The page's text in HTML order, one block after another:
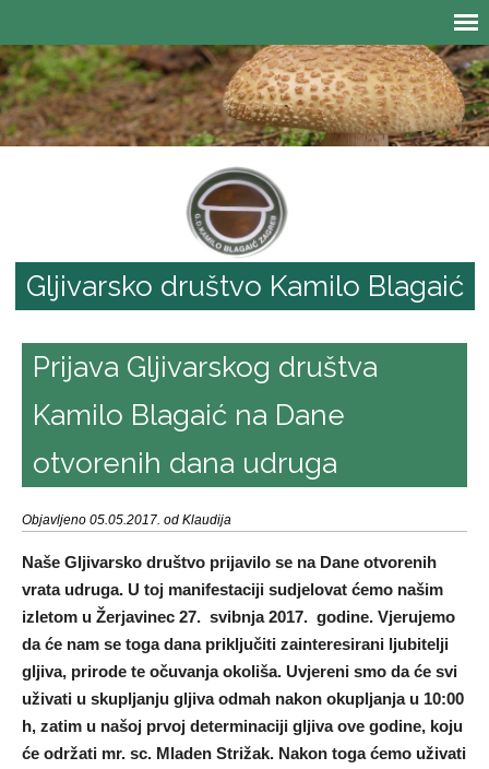
Gljivarsko društvo Kamilo Blagaić
Prijava Gljivarskog društva
Kamilo Blagaić na Dane
otvorenih dana udruga
Objavljeno 05.05.2017. od Klaudija
Naše Gljivarsko društvo prijavilo se na Dane otvorenih
vrata udruga. U toj manifestaciji sudjelovat ćemo našim
izletom u Žerjavinec 27. svibnja 2017. godine. Vjerujemo
da će nam se toga dana priključiti zainteresirani ljubitelji
gljiva, prirode te očuvanja okoliša. Uvjereni smo da će svi
uživati u skupljanju gljiva odmah nakon okupljanja u 10:00
h, zatim u našoj prvoj determinaciji gljiva ove godine, koju
će održati mr. sc. Mladen Strižak. Nakon toga ćemo uživati